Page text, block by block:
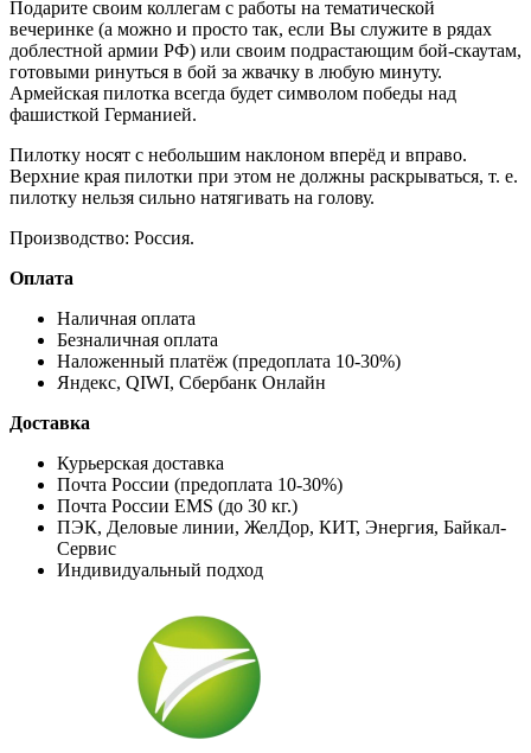
Подарите своим коллегам с работы на тематической
вечеринке (а можно и просто так, если Вы служите в рядах
доблестной армии РФ) или своим подрастающим бой-скаутам,
готовыми ринуться в бой за жвачку в любую минуту.
Армейская пилотка всегда будет символом победы над
фашисткой Германией.
Пилотку носят с небольшим наклоном вперёд и вправо.
Верхние края пилотки при этом не должны раскрываться, т. е.
пилотку нельзя сильно натягивать на голову.
Производство: Россия.
Оплата
Наличная оплата
Безналичная оплата
Наложенный платёж (предоплата 10-30%)
Яндекс, QIWI, Сбербанк Онлайн
Доставка
Курьерская доставка
Почта России (предоплата 10-30%)
Почта России EMS (до 30 кг.)
ПЭК, Деловые линии, ЖелДор, КИТ, Энергия, Байкал-
Сервис
Индивидуальный подход